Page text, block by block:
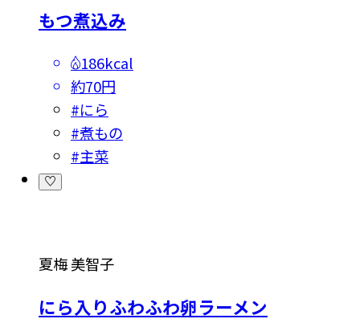
もつ煮込み
186kcal
約70円
#にら
#煮もの
#主菜
夏梅 美智子
にら入りふわふわ卵ラーメン